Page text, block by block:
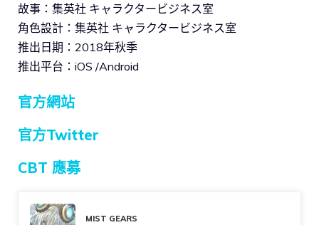
故事：集英社 キャラクタービジネス室
角色設計：集英社 キャラクタービジネス室
推出日期：2018年秋季
推出平台：iOS /Android
官方網站
官方Twitter
CBT 應募
MIST GEARS